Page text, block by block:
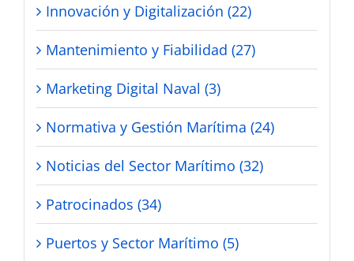
Innovación y Digitalización (22)
Mantenimiento y Fiabilidad (27)
Marketing Digital Naval (3)
Normativa y Gestión Marítima (24)
Noticias del Sector Marítimo (32)
Patrocinados (34)
Puertos y Sector Marítimo (5)